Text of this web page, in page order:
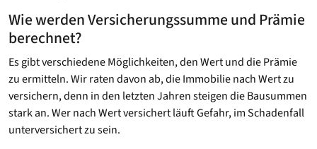
Wie werden Versicherungssumme und Prämie
berechnet?
Es gibt verschiedene Möglichkeiten, den Wert und die Prämie
zu ermitteln. Wir raten davon ab, die Immobilie nach Wert zu
versichern, denn in den letzten Jahren steigen die Bausummen
stark an. Wer nach Wert versichert läuft Gefahr, im Schadenfall
unterversichert zu sein.